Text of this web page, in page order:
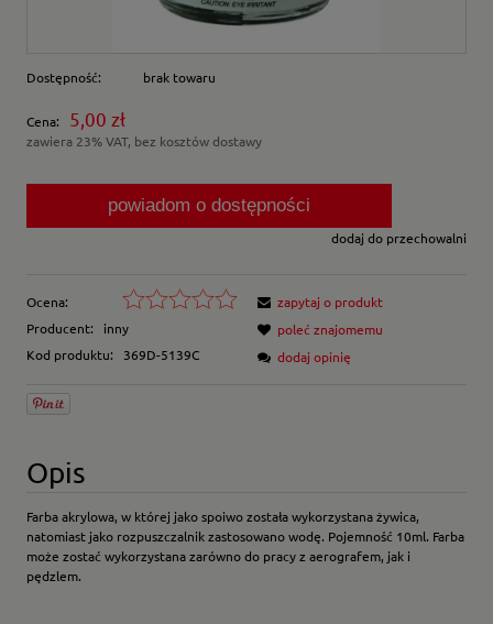
Dostępność: brak towaru
Cena: 5,00 zł
zawiera 23% VAT, bez kosztów dostawy
powiadom o dostępności
dodaj do przechowalni
Ocena:
Producent:
inny
Kod produktu:
369D-5139C
zapytaj o produkt
poleć znajomemu
dodaj opinię
Opis
Farba akrylowa, w której jako spoiwo została wykorzystana żywica,
natomiast jako rozpuszczalnik zastosowano wodę. Pojemność 10ml. Farba
może zostać wykorzystana zarówno do pracy z aerografem, jak i
pędzlem.